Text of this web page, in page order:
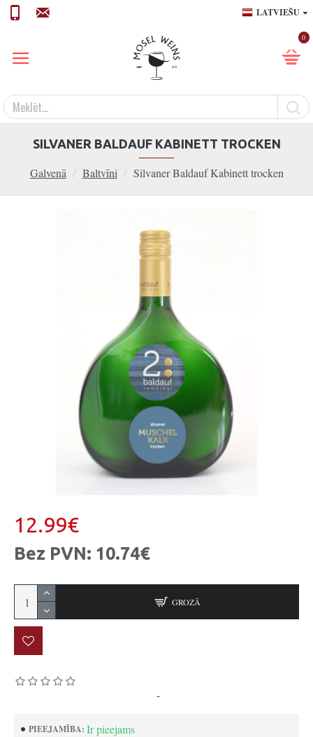
LATVIEŠU
0
Galvenā Baltvīni Silvaner Baldauf Kabinett trocken
SILVANER BALDAUF KABINETT TROCKEN
PIEEJAMĪBA: Ir pieejams
-
12.99€
Bez PVN: 10.74€
GROZĀ